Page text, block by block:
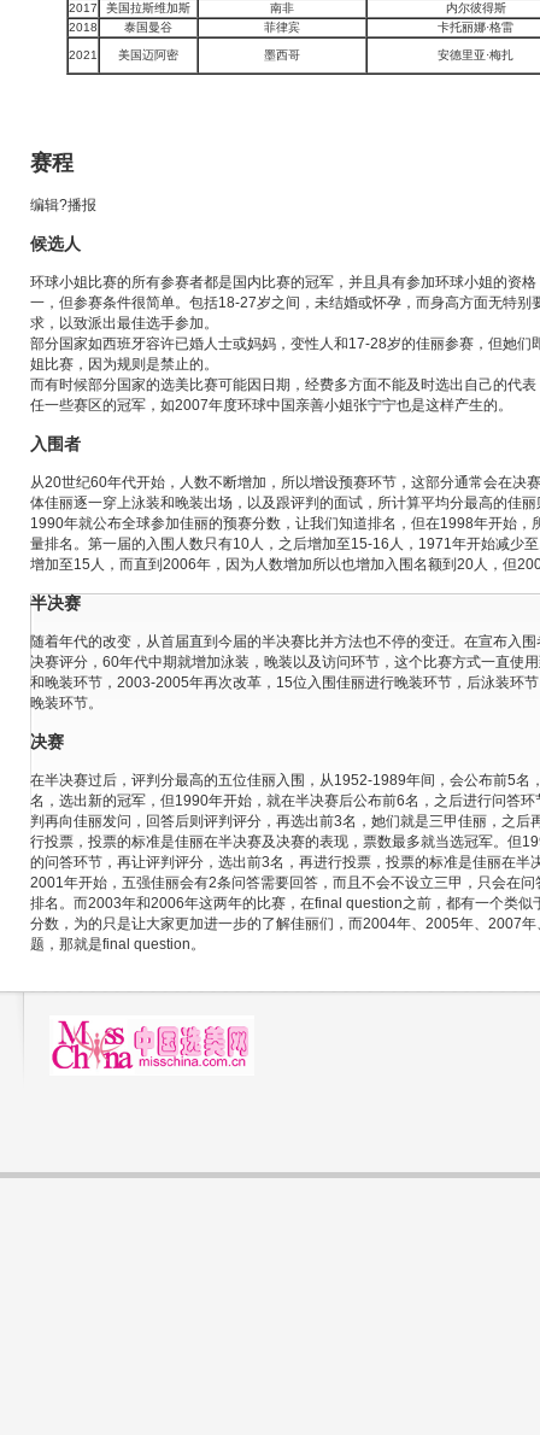
2017
美国拉斯维加斯 南非
内尔彼得斯
2018
泰国曼谷 菲律宾 卡托丽娜·格雷
2021 美国迈阿密 墨西哥 安德里亚·梅扎
赛程
编辑?播报
候选人
环球小姐比赛的所有参赛者都是国内比赛的冠军，并且具有参加环球小姐的资
一，但参赛条件很简单。包括18-27岁之间，未结婚或怀孕，而身高方面无特
求，以致派出最佳选手参加。
部分国家如西班牙容许已婚人士或妈妈， 变性人和17-28岁的佳丽参赛，但她们
姐比赛，因为规则是禁止的。
而有时候部分国家的选美比赛可能因日期，经费多方面不能及时选出自己的代
任一些赛区的冠军，如2007年度环球中国亲善小姐张宁宁也是这样产生的。
入围者
从20世纪60年代开始，人数不断增加，所以增设预赛环节，这部分通常会在决
体佳丽逐一穿上泳装和晚装出场，以及跟评判的面试，所计算平均分最高的佳
1990年就公布全球参加佳丽的预赛分数，让我们知道排名，但在1998年开始
量排名。第一届的入围人数只有10人，之后增加至15-16人，1971年开始减少
增加至15人，而直到2006年，因为人数增加所以也增加入围名额到20人，但
半决赛
随着年代的改变，从首届直到今届的半决赛比并方法也不停的变迁。在宣布入
决赛评分，60年代中期就增加泳装，晚装以及访问环节，这个比赛方式一直使
和晚装环节，2003-2005年再次改革，15位入围佳丽进行晚装环节，后泳装环
晚装环节。
决赛
在半决赛过后，评判分最高的五位佳丽入围，从1952-1989年间，会公布前5名
名，选出新的冠军，但1990年开始，就在半决赛后公布前6名，之后进行问答
判再向佳丽发问，回答后则评判评分，再选出前3名，她们就是三甲佳丽，之
行投票，投票的标准是佳丽在半决赛及决赛的表现，票数最多就当选冠军。但
的问答环节，再让评判评分，选出前3名，再进行投票，投票的标准是佳丽在半
2001年开始，五强佳丽会有2条问答需要回答，而且不会不设立三甲，只会在
排名。而2003年和2006年这两年的比赛，在final question之前，都有一个类
分数，为的只是让大家更加进一步的了解佳丽们，而2004年、2005年、2007
题，那就是final question。